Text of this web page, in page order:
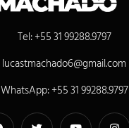
Tel: +55 31 99288.9797
lucastmachado6@gmail.com
WhatsApp: +55 31 99288.9797